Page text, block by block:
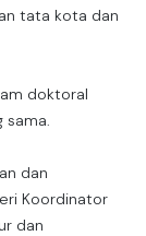
tata kota dan
doktoral
sama.
dan
Koordinator
dan